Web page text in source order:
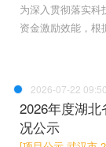
为深入贯彻落实科
资金激励效能，根
2026-07-22
2026年度湖
况公示